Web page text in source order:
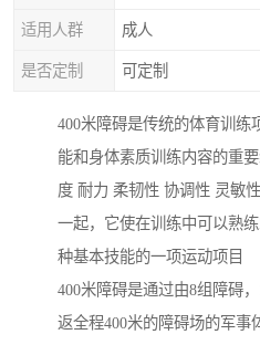
适用人群 成人
是否定制 可定制
400米障碍是传统的体育训练
能和身体素质训练内容的重
度 耐力 柔韧性 协调性 灵敏
一起，它使在训练中可以熟
种基本技能的一项运动项目
400米障碍是通过由8组障碍
返全程400米的障碍场的军事